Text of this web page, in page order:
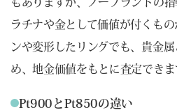
ラチナや金として価値が付くも
ンや変形したリングでも、貴金
め、地金価値をもとに査定できま
Pt900とPt850の違い